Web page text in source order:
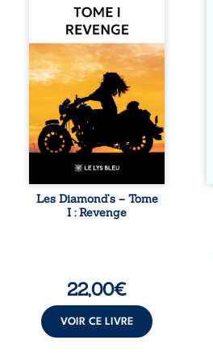
réputé et respecté
que redouté dans
tout le pays. Rien
ne la prédestinait
à cette vie, mais
les épreuves ont
forgé une femme
dure, inaccessible
et résolue à ne
jamais dévoiler
ses faiblesses,
jusqu’à ce que le
croise sa route.
Chef d’une famille
de Nomads, Juan
Les Diamond’s – Tome
I : Revenge
22,00€
VOIR CE LIVRE